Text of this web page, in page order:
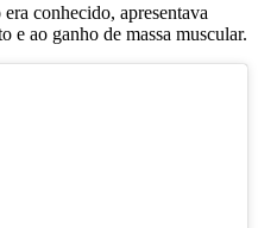
conhecido, apresentava
e ao ganho de massa muscular.